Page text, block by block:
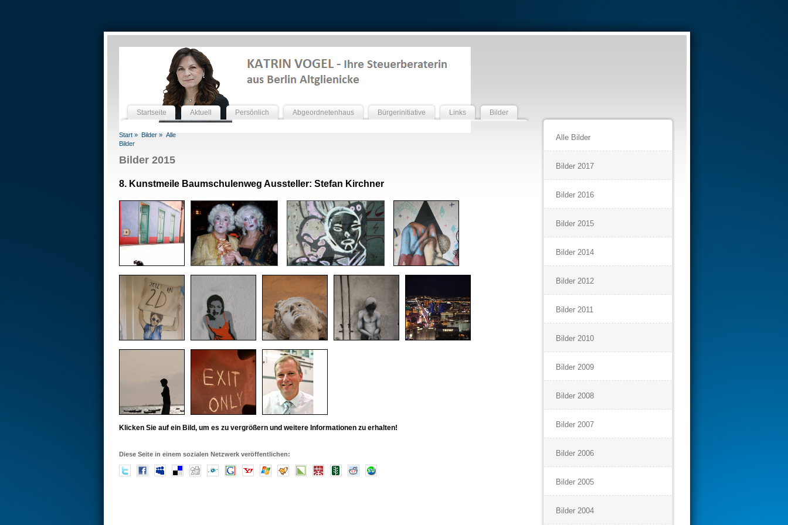
Startseite Aktuell Persönlich Abgeordnetenhaus Bürgerinitiative Links Bilder
Start » Bilder » Alle
Bilder
Bilder 2015
8. Kunstmeile Baumschulenweg Aussteller: Stefan Kirchner
Klicken Sie auf ein Bild, um es zu vergrößern und weitere Informationen zu erhalten!
Diese Seite in einem sozialen Netzwerk veröffentlichen:
Alle Bilder
Bilder 2017
Bilder 2016
Bilder 2015
Bilder 2014
Bilder 2012
Bilder 2011
Bilder 2010
Bilder 2009
Bilder 2008
Bilder 2007
Bilder 2006
Bilder 2005
Bilder 2004